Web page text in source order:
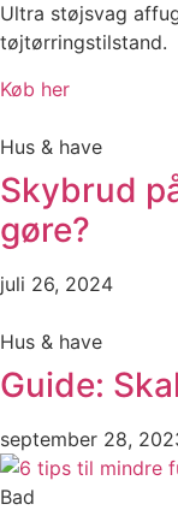
Ultra støjsvag
tøjtørringstilstand.
Køb her
Hus & have
Skybrud
gøre?
juli 26, 2024
Hus & have
Guide:
september 28,
Bad